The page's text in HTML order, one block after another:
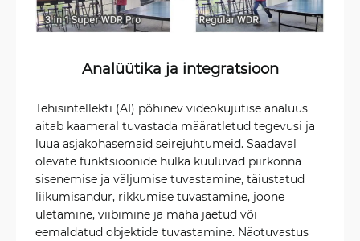
Analüütika ja integratsioon
Tehisintellekti (AI) põhinev videokujutise analüüs
aitab kaameral tuvastada määratletud tegevusi ja
luua asjakohasemaid seirejuhtumeid. Saadaval
olevate funktsioonide hulka kuuluvad piirkonna
sisenemise ja väljumise tuvastamine, täiustatud
liikumisandur, rikkumise tuvastamine, joone
ületamine, viibimine ja maha jäetud või
eemaldatud objektide tuvastamine. Näotuvastus